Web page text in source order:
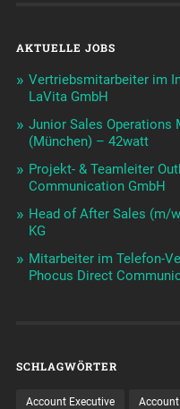
AKTUELLE JOBS
Vertriebsmitarbeiter im
LaVita GmbH
Junior Sales Operations
(München) – 42watt
Projekt- & Teamleiter
Communication GmbH
Head of After Sales (m/
KG
Mitarbeiter im Telefon-
Phocus Direct
SCHLAGWÖRTER
Account Executive